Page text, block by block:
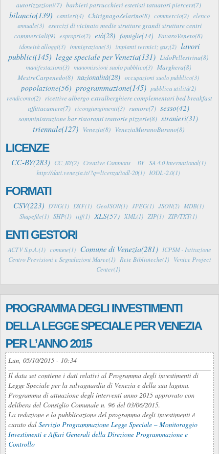
autorizzazioni(7) barbieri parrucchieri estetisti tatuatori piercers(7)
bilancio(139) cantieri(4) ChirignagoZelarino(8) commercio(2) elenco
annuale(3) esercizi di vicinato medie strutture grandi strutture centri
commerciali(9) esproprio(2) età(28) famiglie(14) FavaroVeneto(8)
idoneità alloggi(3) immigrazione(3) impianti termici; gas;(2) lavori
pubblici(145) legge speciale per Venezia(131) LidoPellestrina(8)
manifestazioni(3) manomissioni suolo pubblico(3) Marghera(8)
MestreCarpenedo(8) nazionalità(28) occupazioni suolo pubblico(3)
popolazione(56) programmazione(145) pubblica utilità(2)
rendiconto(2) ricettive albergo extralberghiere complementari bed breakfast
affittacamere(7)
ricongiungimenti(3) rumore(7) sesso(42)
somministrazione bar ristoranti trattorie pizzerie(8) stranieri(31)
triennale(127) Venezia(8) VeneziaMuranoBurano(8)
LICENZE
CC-BY(283) CC_BY(2)
Creative Commons -- BY - SA 4.0 International(1)
http://dati.venezia.it/?q=licenza/iodl-20(1)
IODL-2.0(1)
FORMATI
CSV(223) DWG(1) DXF(1) GeoJSON(1) JPEG(1) JSON(2)
MDB(1)
Shapefile(1) SHP(1) tiff(1) XLS(57) XML(1) ZIP(1) ZIP/TXT(1)
ENTI GESTORI
ACTV S.p.A.(1) comune(1) Comune di Venezia(281)
ICPSM - Istituzione
Centro Previsioni e Segnalazioni Maree(1)
Rete Biblioteche(1)
Venice Project
Center(1)
PROGRAMMA DEGLI INVESTIMENTI
DELLA LEGGE SPECIALE PER VENEZIA
PER L’ANNO 2015
Lun, 05/10/2015 - 10:34
Il data set contiene i dati relativi al Programma degli investimenti di
Legge Speciale per la salvaguardia di Venezia e della sua laguna.
Programma di attuazione degli interventi anno 2015 approvato con
delibera del Consiglio Comunale n. 96 del 03/06/2015.
La redazione e la pubblicazione del programma degli investimenti è
curato dal Servizio Programmazione Legge Speciale – Monitoraggio
Investimenti e Affari Generali della Direzione Programmazione e
Controllo